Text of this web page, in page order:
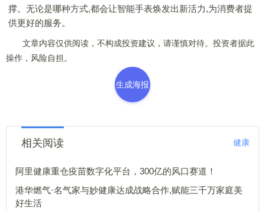
撑。无论是哪种方式,都会让智能手表焕发出新活力,为消费者提
供更好的服务。
文章内容仅供阅读，不构成投资建议，请谨慎对待。投资者据此
操作，风险自担。
生成海报
相关阅读 健康
阿里健康重仓疫苗数字化平台，300亿的风口赛道！
港华燃气·名气家与妙健康达成战略合作,赋能三千万家庭美
好生活